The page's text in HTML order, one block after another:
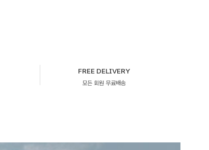
FREE DELIVERY
모든 회원 무료배송